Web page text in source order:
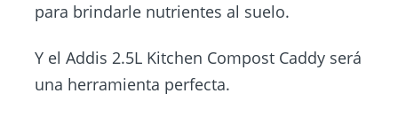
para brindarle nutrientes al suelo.
Y el Addis 2.5L Kitchen Compost Caddy será
una herramienta perfecta.